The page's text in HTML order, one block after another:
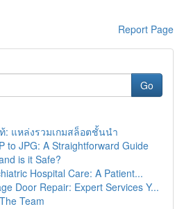
Report Page
Go
: แหล่งรวมเกมสล็อตชั้นนำ
to JPG: A Straightforward Guide
is it Safe?
Hospital Care: A Patient...
Door Repair: Expert Services Y...
Team